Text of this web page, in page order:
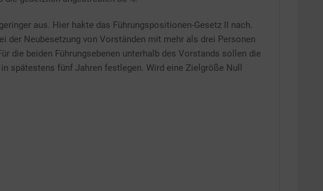
aus. Hier hakte das Führungspositionen-Gesetz II nach.
Neubesetzung von Vorständen mit mehr als drei Personen
die beiden Führungsebenen unterhalb des Vorstands sollen die
spätestens fünf Jahren festlegen. Wird eine Zielgröße Null